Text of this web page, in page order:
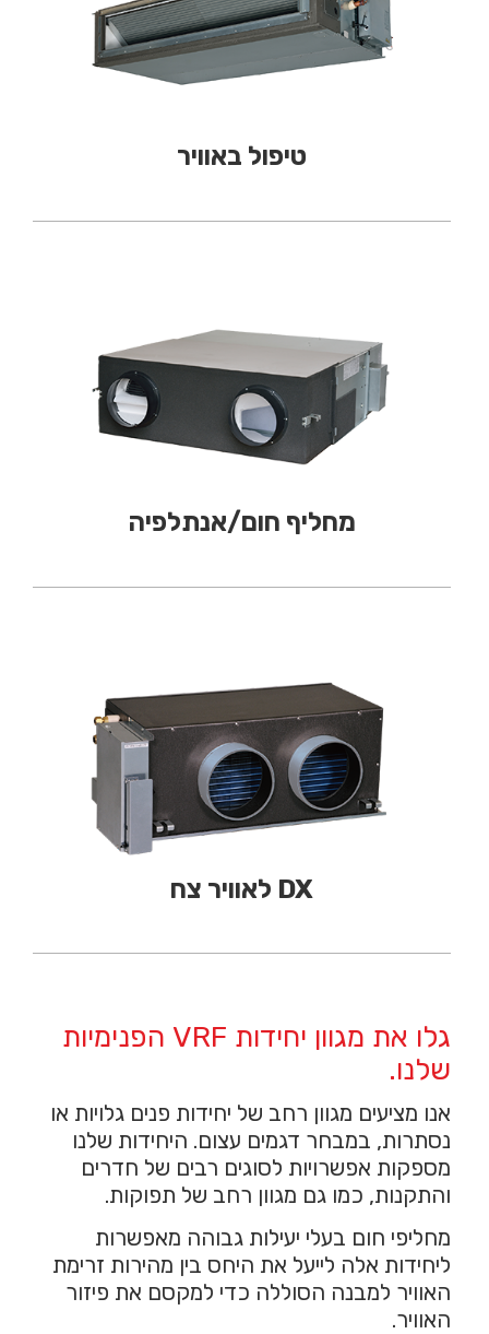
טיפול באוויר
מחליף חום/אנתלפיה
DX לאוויר צח
גלו את מגוון יחידות VRF הפנימיות
שלנו.
אנו מציעים מגוון רחב של יחידות פנים גלויות או
נסתרות, במבחר דגמים עצום. היחידות שלנו
מספקות אפשרויות לסוגים רבים של חדרים
והתקנות, כמו גם מגוון רחב של תפוקות.
מחליפי חום בעלי יעילות גבוהה מאפשרות
ליחידות אלה לייעל את היחס בין מהירות זרימת
האוויר למבנה הסוללה כדי למקסם את פיזור
האוויר.